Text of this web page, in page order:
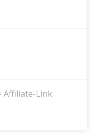
Affiliate-Link